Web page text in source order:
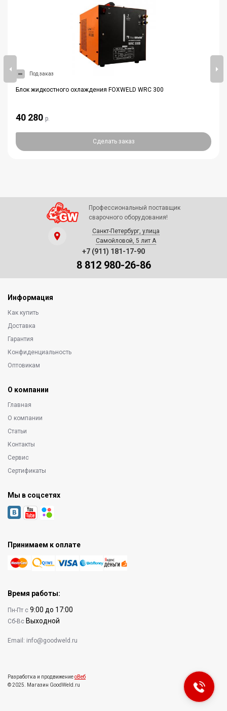
Под заказ
Блок жидкостного охлаждения FOXWELD WRC 300
40 280 р.
Сделать заказ
Профессиональный поставщик
сварочного оборудования!
Санкт-Петербург, улица
Самойловой, 5 лит А
+7 (911) 181-17-90
8 812 980-26-86
Информация
Как купить
Доставка
Гарантия
Конфиденциальность
Оптовикам
О компании
Главная
О компании
Статьи
Контакты
Сервис
Сертификаты
Мы в соцсетях
Принимаем к оплате
Время работы:
Пн-Пт с 9:00 до 17:00
Сб-Вс Выходной
Email: info@goodweld.ru
Разработка и продвижениеоВеб
© 2025. Магазин GoodWeld.ru